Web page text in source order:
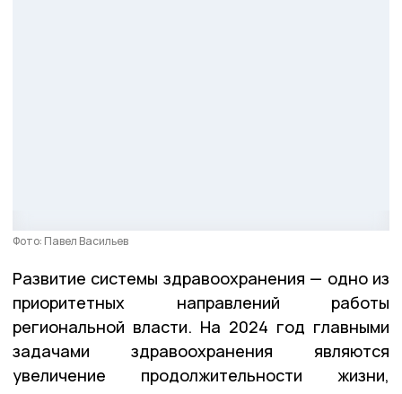
Фото: Павел Васильев
Развитие системы здравоохранения — одно из
приоритетных направлений работы
региональной власти. На 2024 год главными
задачами здравоохранения являются
увеличение продолжительности жизни,